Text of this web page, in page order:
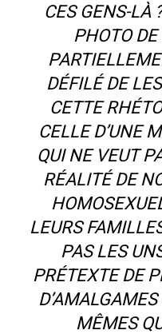
CES GENS-LÀ
PHOTO
DÉFILÉ DE
CETTE
CELLE D’UNE
QUI NE VEUT
RÉALITÉ DE
LEURS
PAS LES
PRÉTEXTE DE
MÊMES